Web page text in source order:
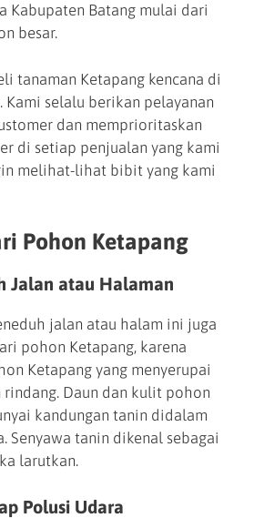
Kabupaten Batang mulai dari
besar.
tanaman Ketapang kencana di
Kami selalu berikan pelayanan
dan memprioritaskan
di setiap penjualan yang kami
melihat-lihat bibit yang kami
Pohon Ketapang
Jalan atau Halaman
jalan atau halam ini juga
pohon Ketapang, karena
Ketapang yang menyerupai
rindang. Daun dan kulit pohon
kandungan tanin didalam
Senyawa tanin dikenal sebagai
larutkan.
Polusi Udara